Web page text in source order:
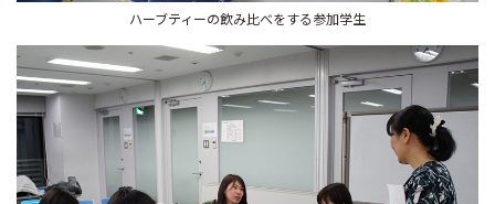
ハーブティーの飲み比べをする参加学生